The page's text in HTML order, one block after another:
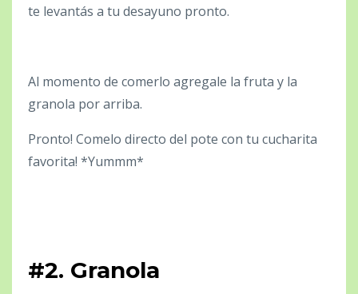
te levantás a tu desayuno pronto.
Al momento de comerlo agregale la fruta y la
granola por arriba.
Pronto! Comelo directo del pote con tu cucharita
favorita! *Yummm*
#2. Granola